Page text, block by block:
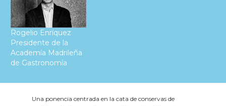
Rogelio Enríquez
Presidente de la
Academía Madrileña
de Gastronomía
Una ponencia centrada en la cata de conservas de